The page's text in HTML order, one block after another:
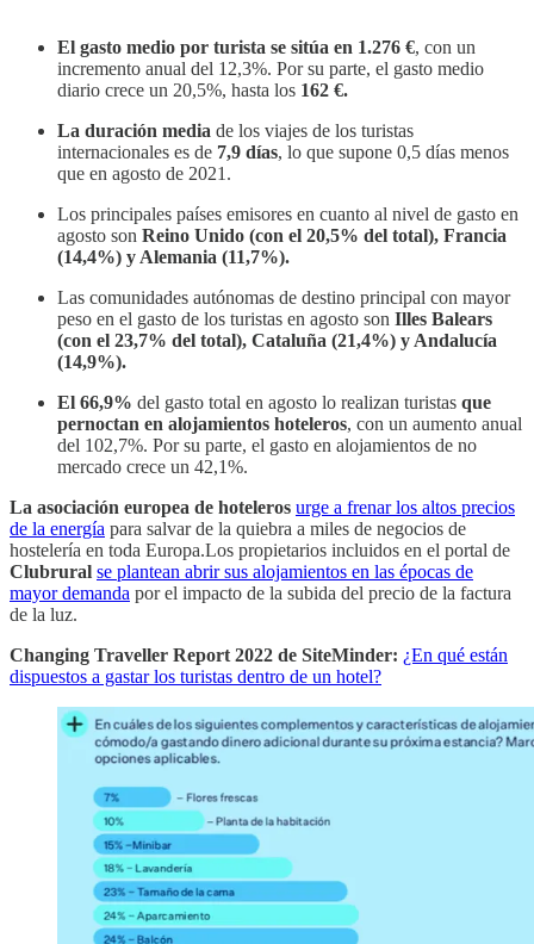
El gasto medio por turista se sitúa en 1.276 €, con un
incremento anual del 12,3%. Por su parte, el gasto medio
diario crece un 20,5%, hasta los 162 €.
La duración media de los viajes de los turistas
internacionales es de 7,9 días, lo que supone 0,5 días menos
que en agosto de 2021.
Los principales países emisores en cuanto al nivel de gasto en
agosto son Reino Unido (con el 20,5% del total), Francia
(14,4%) y Alemania (11,7%).
Las comunidades autónomas de destino principal con mayor
peso en el gasto de los turistas en agosto son Illes Balears
(con el 23,7% del total), Cataluña (21,4%) y Andalucía
(14,9%).
El 66,9% del gasto total en agosto lo realizan turistas que
pernoctan en alojamientos hoteleros, con un aumento anual
del 102,7%. Por su parte, el gasto en alojamientos de no
mercado crece un 42,1%.
La asociación europea de hoteleros urge a frenar los altos precios
de la energía para salvar de la quiebra a miles de negocios de
hostelería en toda Europa.Los propietarios incluidos en el portal de
Clubrural se plantean abrir sus alojamientos en las épocas de
mayor demanda por el impacto de la subida del precio de la factura
de la luz.
Changing Traveller Report 2022 de SiteMinder: ¿En qué están
dispuestos a gastar los turistas dentro de un hotel?